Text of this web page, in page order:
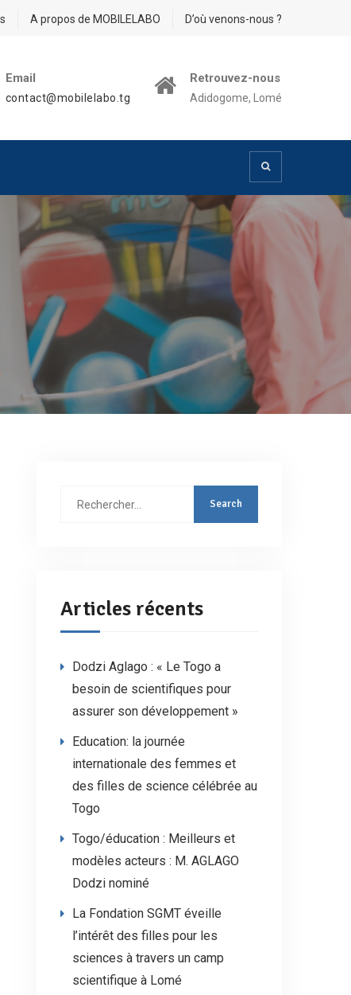
A propos de MOBILELABO D’où venons-nous ?
Email
contact@mobilelabo.tg
Retrouvez-nous
Adidogome, Lomé
Rechercher
Articles récents
Dodzi Aglago : « Le Togo a
besoin de scientifiques pour
assurer son développement »
Education: la journée
internationale des femmes et
des filles de science célébrée au
Togo
Togo/éducation : Meilleurs et
modèles acteurs : M. AGLAGO
Dodzi nominé
La Fondation SGMT éveille
l’intérêt des filles pour les
sciences à travers un camp
scientifique à Lomé